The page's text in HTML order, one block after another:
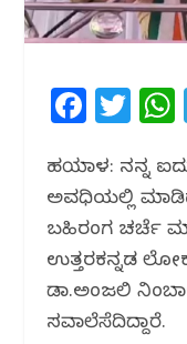
F
c
e
b
o
o
T
itt
e
r
ಹಳಿಯಾಳ: ನನ್ನ
ಅವಧಿಯಲ್ಲಿ
ಬಹಿರಂಗ ಚರ್ಚೆ
ಉತ್ತರಕನ್ನಡ
ಡಾ.ಅಂಜಲಿ
ಸವಾಲೆಸೆದಿದ್ದಾರೆ.